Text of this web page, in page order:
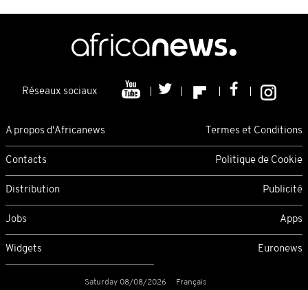
Réseaux sociaux
A propos d'Africanews Termes et Conditions
Contacts Politique de Cookie
Distribution Publicité
Jobs Apps
Widgets Euronews
Saturday 08/08/2026